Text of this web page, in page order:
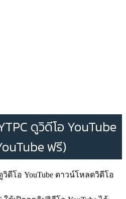
ดูวิดีโอ YouTube
ฟรี)